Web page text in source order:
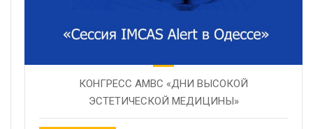
КОНГРЕСС AMBC «ДНИ ВЫСОКОЙ
ЭСТЕТИЧЕСКОЙ МЕДИЦИНЫ»